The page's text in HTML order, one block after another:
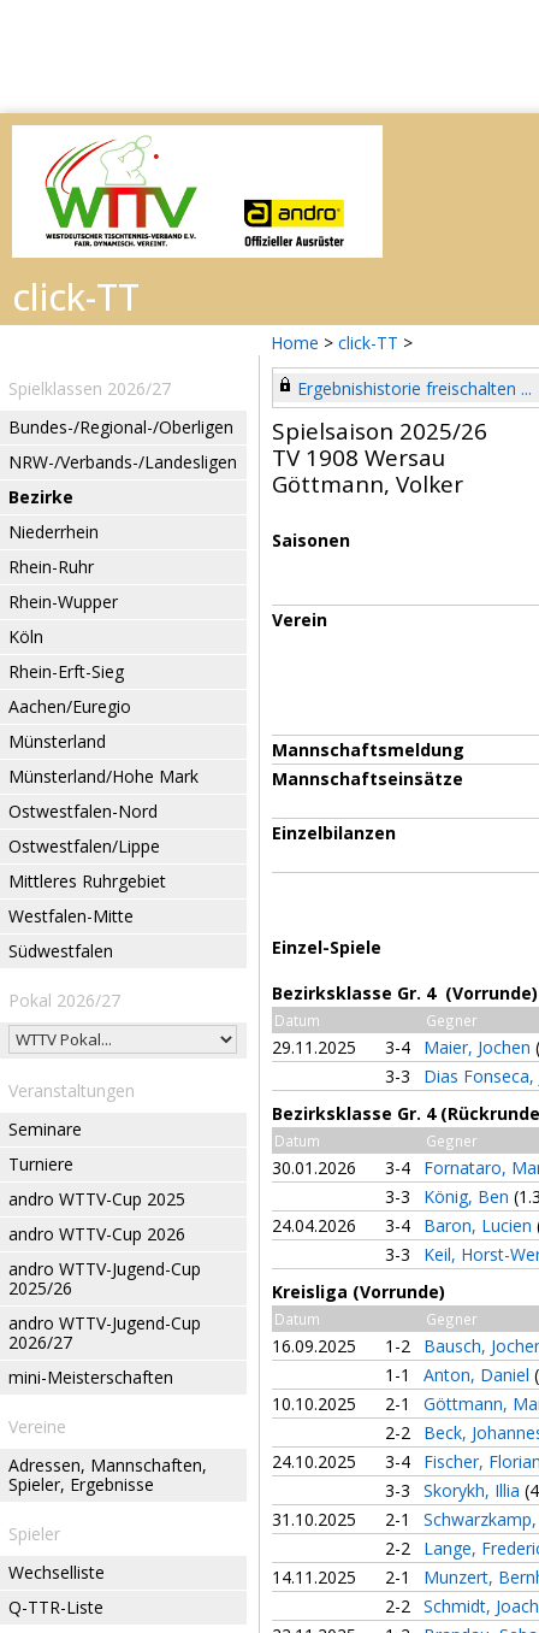
Home > click-TT >
Spielklassen 2026/27
Bundes-/Regional-/Oberligen
NRW-/Verbands-/Landesligen
Bezirke
Niederrhein
Rhein-Ruhr
Rhein-Wupper
Köln
Rhein-Erft-Sieg
Aachen/Euregio
Münsterland
Münsterland/Hohe Mark
Ostwestfalen-Nord
Ostwestfalen/Lippe
Mittleres Ruhrgebiet
Westfalen-Mitte
Südwestfalen
Pokal 2026/27
Veranstaltungen
Seminare
Turniere
andro WTTV-Cup 2025
andro WTTV-Cup 2026
andro WTTV-Jugend-Cup
2025/26
andro WTTV-Jugend-Cup
2026/27
mini-Meisterschaften
Vereine
Adressen, Mannschaften,
Spieler, Ergebnisse
Spieler
Wechselliste
Q-TTR-Liste
Ergebnishistorie freischalten ...
Spielsaison 2025/26
TV 1908 Wersau
Göttmann, Volker
Saisonen
Verein
Mannschaftsmeldung
Mannschaftseinsätze
Einzelbilanzen
Einzel-Spiele
Bezirksklasse Gr. 4 (Vorrunde)
Datum Gegner
29.11.2025 3-4 Maier, Jochen
3-3
Dias
Bezirksklasse Gr. 4
Datum Gegner
30.01.2026 3-4
Fornataro,
3-3
König, Ben
24.04.2026
3-4 Baron, Lucien
3-3
Keil, Horst-
Kreisliga (Vorrunde)
Datum Gegner
16.09.2025 1-2
Bausch,
1-1
Anton, Daniel
10.10.2025
2-1
Göttmann,
2-2
Beck,
24.10.2025
3-4
Fischer,
3-3
Skorykh, Illia
31.10.2025
2-1
2-2
Lange,
14.11.2025
2-1
Munzert,
2-2 Schmidt,